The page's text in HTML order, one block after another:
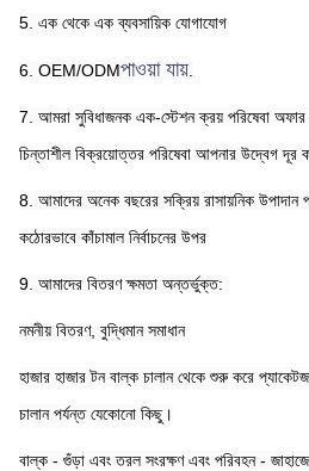
5. এক থেকে এক ব্যবসায়িক যোগাযোগ
6. OEM/ODMপাওয়া যায়
7. আমরা সুবিধাজনক এক-স্টেশন ক্রয় পরিষেবা অফার
চিন্তাশীল বিক্রয়োত্তর পরিষেবা আপনার উদ্বেগ দূর
8. আমাদের অনেক বছরের সক্রিয় রাসায়নিক উপাদান
কঠোরভাবে কাঁচামাল নির্বাচনের উপর
9. আমাদের বিতরণ ক্ষমতা অন্তর্ভুক্ত:
নমনীয় বিতরণ, বুদ্ধিমান সমাধান
হাজার হাজার টন বাল্ক চালান থেকে শুরু করে
চালান পর্যন্ত যেকোনো কিছু।
বাল্ক - গুঁড়া এবং তরল সংরক্ষণ এবং পরিবহন -